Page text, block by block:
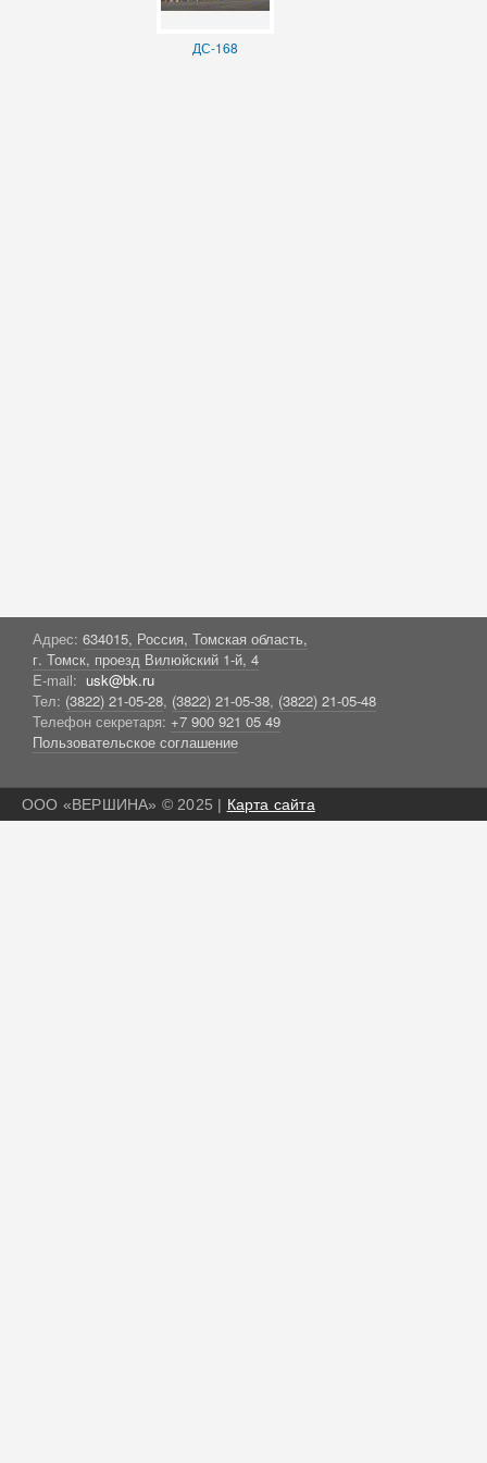
ДС-168
Адрес: 634015, Россия, Томская область,
г. Томск, проезд Вилюйский 1-й, 4
E-mail: usk@bk.ru
Тел: (3822) 21-05-28, (3822) 21-05-38, (3822) 21-05-48
Телефон секретаря: +7 900 921 05 49
Пользовательское соглашение
ООО «ВЕРШИНА» © 2025 | Карта сайта